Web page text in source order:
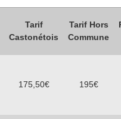
Tarif
Castonétois
Tarif Hors
Commune
175,50€ 195€